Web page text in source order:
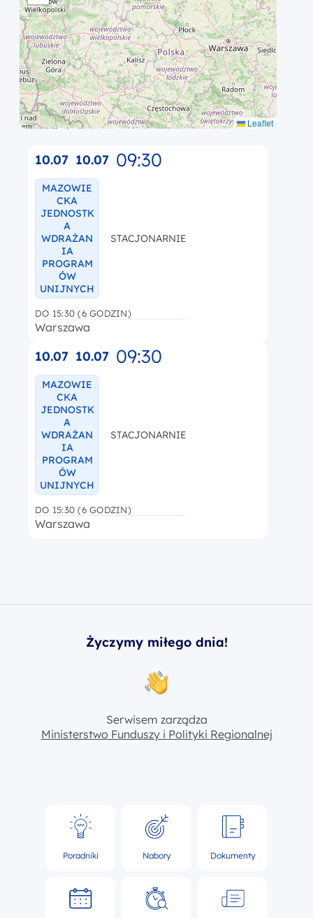
10.07 10.07 09:30
MAZOWIE
CKA
JEDNOSTK
A
WDRAŻAN
IA
PROGRAM
ÓW
UNIJNYCH
STACJONARNIE
DO 15:30 (6 GODZIN)
Warszawa
10.07 10.07 09:30
MAZOWIE
CKA
JEDNOSTK
A
WDRAŻAN
IA
PROGRAM
ÓW
UNIJNYCH
STACJONARNIE
DO 15:30 (6 GODZIN)
Warszawa
Leaflet
Życzymy miłego dnia!
Serwisem zarządza
Ministerstwo Funduszy i Polityki Regionalnej
Poradniki Nabory Dokumenty